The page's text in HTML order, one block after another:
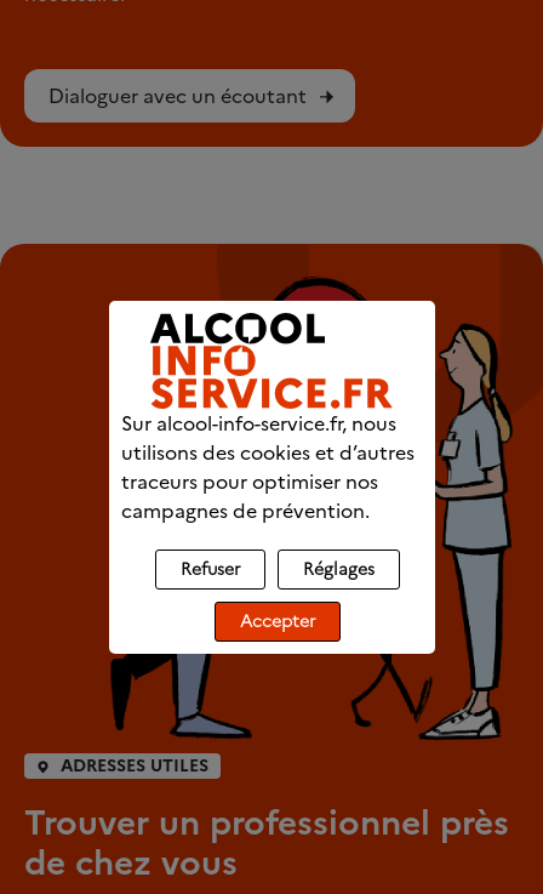
Dialoguer avec un écoutant
ADRESSES UTILES
Trouver un professionnel près
de chez vous
Sur alcool-info-service.fr, nous
utilisons des cookies et d’autres
traceurs pour optimiser nos
campagnes de prévention.
Refuser Réglages
Accepter